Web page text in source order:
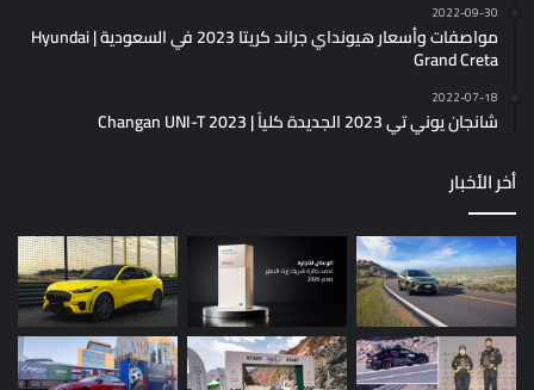
2022-09-30
مواصفات وأسعار هيونداي جراند كريتا 2023 في السعودية | Hyundai
Grand Creta
2022-07-18
شانجان يوني تي 2023 الجديدة كلياً | Changan UNI-T 2023
أخر الأخبار